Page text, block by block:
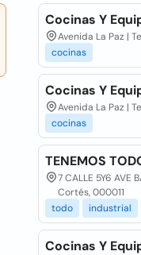
Cocinas Y
Avenida La Paz |
cocinas
Cocinas Y
Avenida La Paz |
cocinas
TENEMOS
7 CALLE 5Y6 AVE
Cortés, 000011
todo
industrial
Cocinas Y